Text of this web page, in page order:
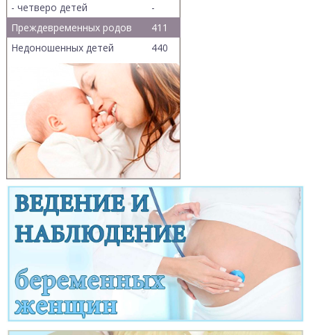
- четверо детей
-
Преждевременных родов
411
Недоношенных детей
440